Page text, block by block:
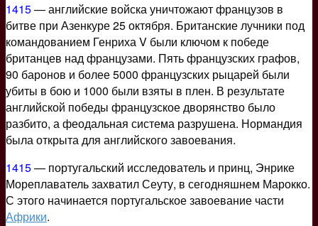
1415— английские войска уничтожают французов в
битве при Азенкуре 25 октября. Британские лучники под
командованием Генриха V были ключом к победе
британцев над французами. Пять французских графов,
90 баронов и более 5000 французских рыцарей были
убиты в бою и 1000 были взяты в плен. В результате
английской победы французское дворянство было
разбито, а феодальная система разрушена. Нормандия
была открыта для английского завоевания.
1415— португальский исследователь и принц, Энрике
Мореплаватель захватил Сеуту, в сегодняшнем Марокко.
С этого начинается португальское завоевание части
Африки.